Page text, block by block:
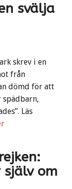
svälja
skrev i en
från
dömd för att
spädbarn,
Läs
själv om